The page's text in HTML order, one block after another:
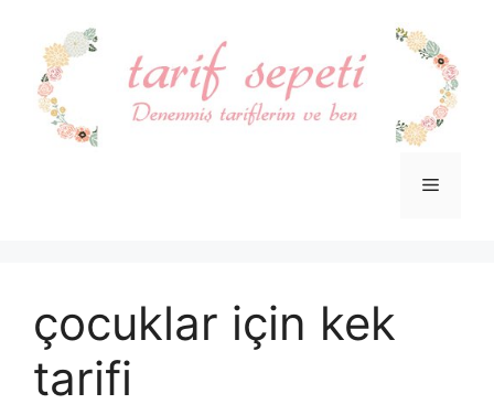
Menü
çocuklar için kek
tarifi